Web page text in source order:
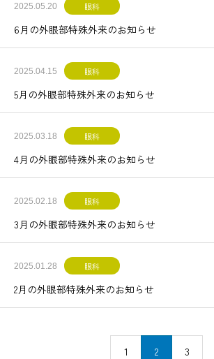
2025.05.20 眼科
6月の外眼部特殊外来のお知らせ
2025.04.15 眼科
5月の外眼部特殊外来のお知らせ
2025.03.18 眼科
4月の外眼部特殊外来のお知らせ
2025.02.18 眼科
3月の外眼部特殊外来のお知らせ
2025.01.28 眼科
2月の外眼部特殊外来のお知らせ
1 2 3